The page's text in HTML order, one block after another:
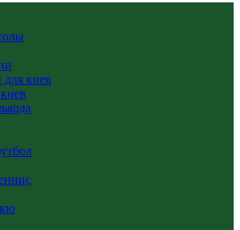
киев